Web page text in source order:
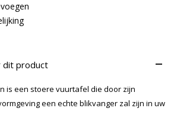
dit product –
is een stoere vuurtafel die door zijn
een echte blikvanger zal zijn in uw